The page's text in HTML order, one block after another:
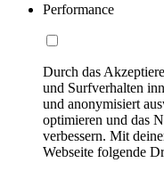
Performance
Durch das
und Surfverhalten
und anonymisiert
optimieren und das
verbessern. Mit
Webseite folgende